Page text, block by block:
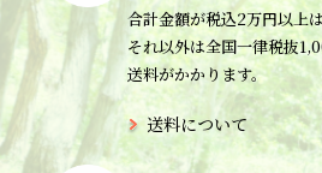
合計金額が税込2万円以上
それ以外は全国一律税抜
送料がかかります。
送料について